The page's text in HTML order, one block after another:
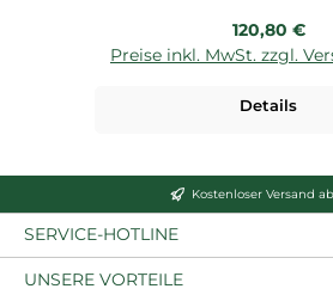
Regulärer
120,80 €
Preise inkl. MwSt. zzgl.
Details
Kostenloser Versand
SERVICE-HOTLINE
UNSERE VORTEILE